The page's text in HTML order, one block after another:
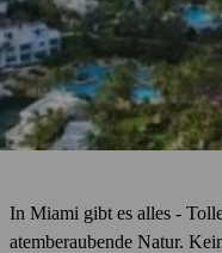
In Miami gibt es alles -
atemberaubende Natur.